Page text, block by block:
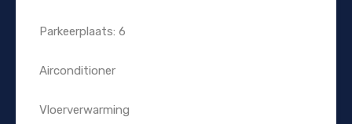
Parkeerplaats: 6
Airconditioner
Vloerverwarming